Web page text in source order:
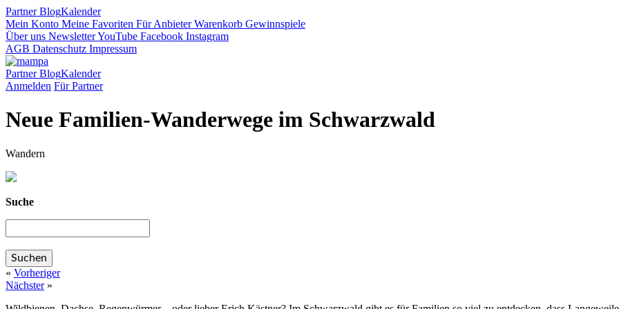
PartnerBlogKalender
Mein Konto Meine Favoriten Für AnbieterWarenkorb Gewinnspiele
Über uns NewsletterYouTube Facebook Instagram
AGB Datenschutz Impressum
PartnerBlogKalender
Anmelden Für Partner
Neue Familien-Wanderwege im Schwarzwald
Wandern
Suche
« Vorheriger
Nächster»